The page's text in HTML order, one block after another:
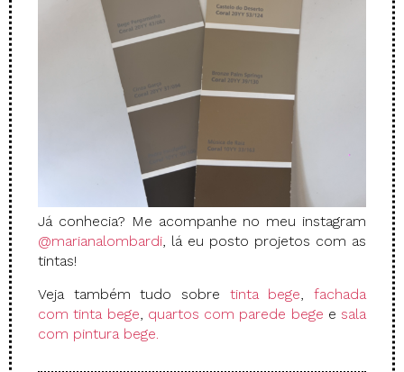
Já conhecia? Me acompanhe no meu instagram
@marianalombardi , lá eu posto projetos com as
tintas!
Veja também tudo sobre tinta bege ,fachada
com tinta bege quartos com parede bege e sala
com pintura bege.